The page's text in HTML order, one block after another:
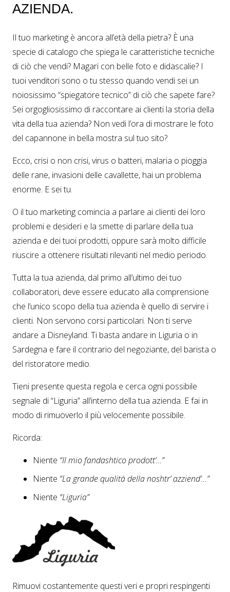
AZIENDA.
Il tuo marketing è ancora all’età della pietra? È una
specie di catalogo che spiega le caratteristiche tecniche
di ciò che vendi? Magari con belle foto e didascalie? I
tuoi venditori sono o tu stesso quando vendi sei un
noiosissimo “spiegatore tecnico” di ciò che sapete fare?
Sei orgogliosissimo di raccontare ai clienti la storia della
vita della tua azienda? Non vedi l’ora di mostrare le foto
del capannone in bella mostra sul tuo sito?
Ecco, crisi o non crisi, virus o batteri, malaria o pioggia
delle rane, invasioni delle cavallette, hai un problema
enorme. E sei tu.
O il tuo marketing comincia a parlare ai clienti dei loro
problemi e desideri e la smette di parlare della tua
azienda e dei tuoi prodotti, oppure sarà molto difficile
riuscire a ottenere risultati rilevanti nel medio periodo.
Tutta la tua azienda, dal primo all’ultimo dei tuo
collaboratori, deve essere educato alla comprensione
che l’unico scopo della tua azienda è quello di servire i
clienti. Non servono corsi particolari. Non ti serve
andare a Disneyland. Ti basta andare in Liguria o in
Sardegna e fare il contrario del negoziante, del barista o
del ristoratore medio.
Tieni presente questa regola e cerca ogni possibile
segnale di “Liguria” all’interno della tua azienda. E fai in
modo di rimuoverlo il più velocemente possibile.
Ricorda:
Niente “Il mio fandashtico prodott’…”
Niente “La grande qualità della noshtr’ azziend’…”
Niente “Liguria”
Rimuovi costantemente questi veri e propri respingenti